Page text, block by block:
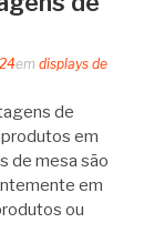
em displays de
de
em
de mesa são
em
ou